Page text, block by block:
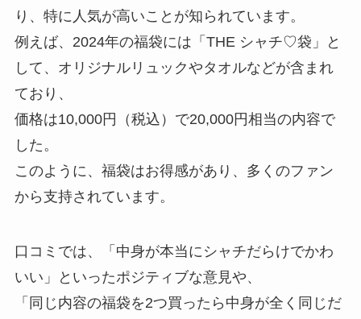
り、特に人気が高いことが知られています。
例えば、2024年の福袋には「THE シャチ♡袋」と
して、オリジナルリュックやタオルなどが含まれ
ており、
価格は10,000円（税込）で20,000円相当の内容で
した。
このように、福袋はお得感があり、多くのファン
から支持されています。
口コミでは、「中身が本当にシャチだらけでかわ
いい」といったポジティブな意見や、
「同じ内容の福袋を2つ買ったら中身が全く同じだ